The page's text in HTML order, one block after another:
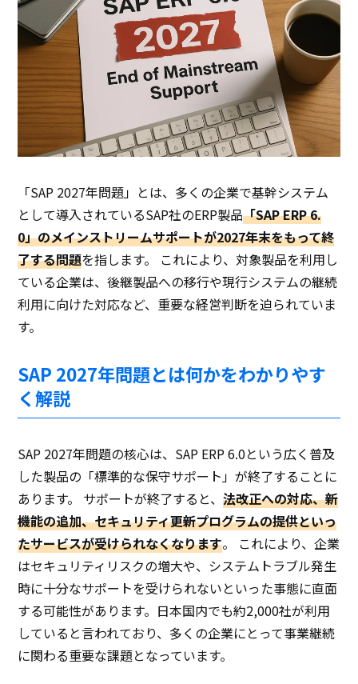
「SAP 2027年問題」とは、多くの企業で基幹システム
として導入されているSAP社のERP製品「SAP ERP 6.
0」のメインストリームサポートが2027年末をもって終
了する問題を指します。 これにより、対象製品を利用し
ている企業は、後継製品への移行や現行システムの継続
利用に向けた対応など、重要な経営判断を迫られていま
す。
SAP 2027年問題とは何かをわかりやす
く解説
SAP 2027年問題の核心は、SAP ERP 6.0という広く普及
した製品の「標準的な保守サポート」が終了することに
あります。 サポートが終了すると、法改正への対応、新
機能の追加、セキュリティ更新プログラムの提供といっ
たサービスが受けられなくなります。 これにより、企業
はセキュリティリスクの増大や、システムトラブル発生
時に十分なサポートを受けられないといった事態に直面
する可能性があります。日本国内でも約2,000社が利用
していると言われており、多くの企業にとって事業継続
に関わる重要な課題となっています。